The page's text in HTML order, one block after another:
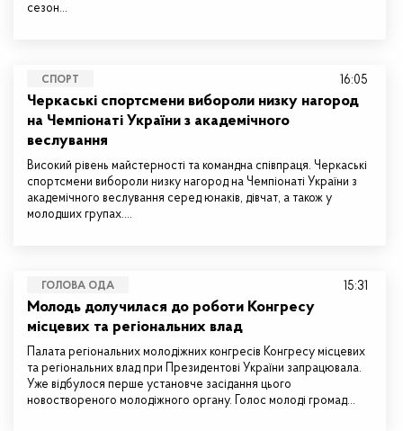
сезон…
СПОРТ
Черкаські спортсмени вибороли низку нагород
на Чемпіонаті України з академічного
веслування
Високий рівень майстерності та командна співпраця. Черкаські
спортсмени вибороли низку нагород на Чемпіонаті України з
академічного веслування серед юнаків, дівчат, а також у
молодших групах.…
16:05
ГОЛОВА ОДА
Молодь долучилася до роботи Конгресу
місцевих та регіональних влад
Палата регіональних молодіжних конгресів Конгресу місцевих
та регіональних влад при Президентові України запрацювала.
Уже відбулося перше установче засідання цього
новоствореного молодіжного органу. Голос молоді громад…
15:31